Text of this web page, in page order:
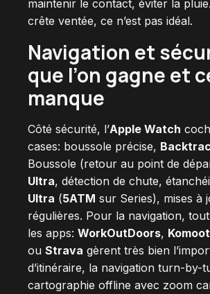
maintenir le contact, éviter la
crête ventée, ce n’est pas idéal.
Navigation et
que l’on gagne et
manque
Côté sécurité, l’Apple Watch
cases: boussole précise,
Boussole (retour au point de
Ultra, détection de chute,
Ultra (5ATM sur Series), mises à
régulières. Pour la navigation,
les apps: WorkOutDoors, Komoot
ou Strava gèrent très bien
d’itinéraire, la navigation turn-by-
cartographie offline avec zoom